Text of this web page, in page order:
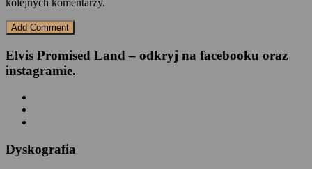
Elvis Promised Land – odkryj na facebooku oraz
instagramie.
Dyskografia